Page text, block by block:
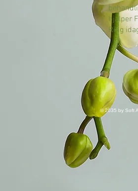
hjälper
Ring
© 2035 by Soft